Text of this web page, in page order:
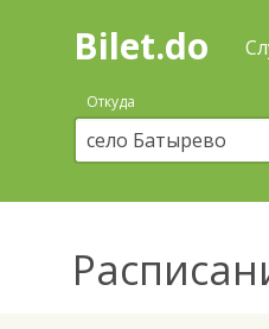
Поиск
покупка
билетов
автобус
онлайн
Bilet.do
Откуда